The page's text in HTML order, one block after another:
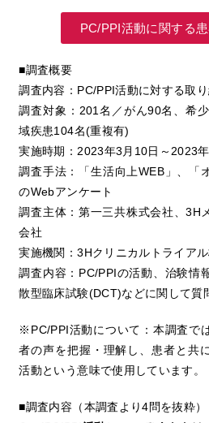
PC/PPI活動に関する
■調査概要
調査内容：PC/PPI活動に対する取
調査対象：201名／がん90名、希
域疾患104名(重複有)
実施時期：2023年3月10日～2023
調査手法：「生活向上WEB」、「
のWebアンケート
調査主体：第一三共株式会社、3H
会社
実施機関：3Hクリニカルトライア
調査内容：PC/PPIの活動、治験情
散型臨床試験(DCT)などに関して質
※PC/PPI活動について：本調査で
者の声を把握・理解し、患者と共
活動という意味で使用しています。
■調査内容（本調査より4問を抜粋）